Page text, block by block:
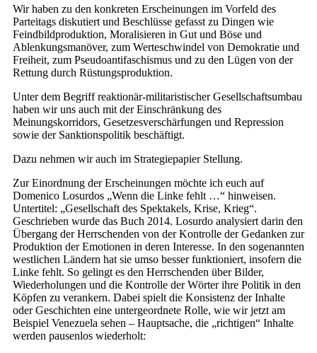
Wir haben zu den konkreten Erscheinungen im Vorfeld des
Parteitags diskutiert und Beschlüsse gefasst zu Dingen wie
Feindbildproduktion, Moralisieren in Gut und Böse und
Ablenkungsmanöver, zum Werteschwindel von Demokratie und
Freiheit, zum Pseudoantifaschismus und zu den Lügen von der
Rettung durch Rüstungsproduktion.
Unter dem Begriff reaktionär-militaristischer Gesellschaftsumbau
haben wir uns auch mit der Einschränkung des
Meinungskorridors, Gesetzesverschärfungen und Repression
sowie der Sanktionspolitik beschäftigt.
Dazu nehmen wir auch im Strategiepapier Stellung.
Zur Einordnung der Erscheinungen möchte ich euch auf
Domenico Losurdos „Wenn die Linke fehlt …“ hinweisen.
Untertitel: „Gesellschaft des Spektakels, Krise, Krieg“.
Geschrieben wurde das Buch 2014. Losurdo analysiert darin den
Übergang der Herrschenden von der Kontrolle der Gedanken zur
Produktion der Emotionen in deren Interesse. In den sogenannten
westlichen Ländern hat sie umso besser funktioniert, insofern die
Linke fehlt. So gelingt es den Herrschenden über Bilder,
Wiederholungen und die Kontrolle der Wörter ihre Politik in den
Köpfen zu verankern. Dabei spielt die Konsistenz der Inhalte
oder Geschichten eine untergeordnete Rolle, wie wir jetzt am
Beispiel Venezuela sehen – Hauptsache, die „richtigen“ Inhalte
werden pausenlos wiederholt: